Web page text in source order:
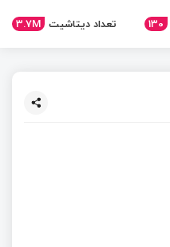
130 تعداد دیتاشیت 3.7M